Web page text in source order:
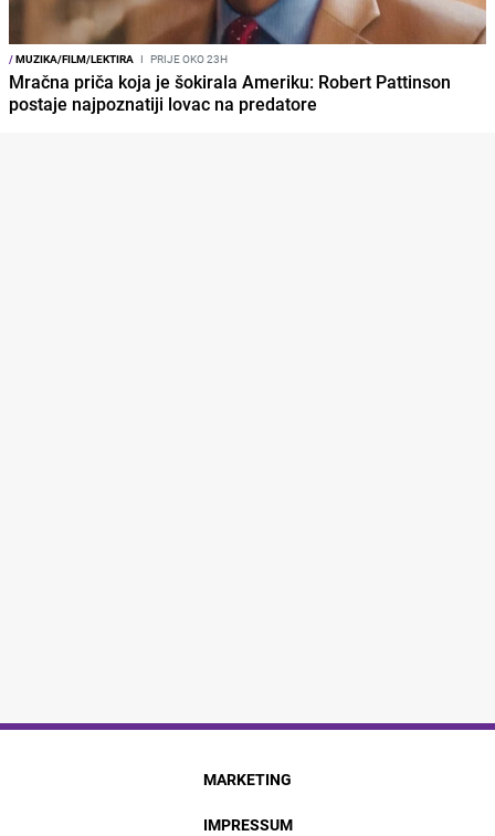
/MUZIKA/FILM/LEKTIRA I PRIJE OKO 23H
Mračna priča koja je šokirala Ameriku: Robert Pattinson
postaje najpoznatiji lovac na predatore
MARKETING
IMPRESSUM